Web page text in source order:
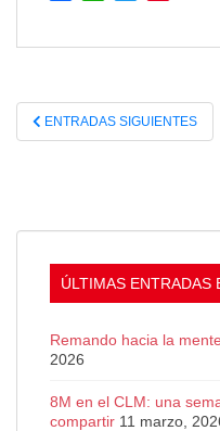
o
o
A
p
e
r
r
e
PAGINACIÓN
DE
ENTRADAS SIGUIENTES
ÚLTIMAS ENTRADAS
Remando hacia la
2026
8M en el CLM: una
compartir 11 marzo,